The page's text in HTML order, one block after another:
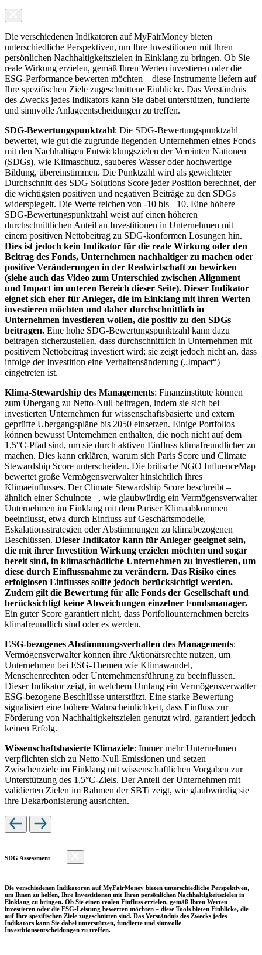
Die verschiedenen Indikatoren auf MyFairMoney bieten
unterschiedliche Perspektiven, um Ihre Investitionen mit Ihren
persönlichen Nachhaltigkeitszielen in Einklang zu bringen. Ob Sie
reale Wirkung erzielen, gemäß Ihren Werten investieren oder die
ESG-Performance bewerten möchten – diese Instrumente liefern auf
Ihre spezifischen Ziele zugeschnittene Einblicke. Das Verständnis
des Zwecks jedes Indikators kann Sie dabei unterstützen, fundierte
und sinnvolle Anlageentscheidungen zu treffen.
SDG-Bewertungspunktzahl: Die SDG-Bewertungspunktzahl
bewertet, wie gut die zugrunde liegenden Unternehmen eines Fonds
mit den Nachhaltigen Entwicklungszielen der Vereinten Nationen
(SDGs), wie Klimaschutz, sauberes Wasser oder hochwertige
Bildung, übereinstimmen. Die Punktzahl wird als gewichteter
Durchschnitt des SDG Solutions Score jeder Position berechnet, der
die wichtigsten positiven und negativen Beiträge zu den SDGs
widerspiegelt. Die Werte reichen von -10 bis +10. Eine höhere
SDG-Bewertungspunktzahl weist auf einen höheren
durchschnittlichen Anteil an Investitionen in Unternehmen mit
einem positiven Nettobeitrag zu SDG-konformen Lösungen hin.
Dies ist jedoch kein Indikator für die reale Wirkung oder den
Beitrag des Fonds, Unternehmen nachhaltiger zu machen oder
positive Veränderungen in der Realwirtschaft zu bewirken
(siehe auch das Video zum Unterschied zwischen Alignment
und Impact im unteren Bereich dieser Seite). Dieser Indikator
eignet sich eher für Anleger, die im Einklang mit ihren Werten
investieren möchten und daher durchschnittlich in
Unternehmen investieren wollen, die positiv zu den SDGs
beitragen. Eine hohe SDG-Bewertungspunktzahl kann dazu
beitragen sicherzustellen, dass durchschnittlich in Unternehmen mit
positivem Nettobeitrag investiert wird; sie zeigt jedoch nicht an, dass
infolge der Investition eine Verhaltensänderung („Impact“)
eingetreten ist.
Klima-Stewardship des Managements: Finanzinstitute können
zum Übergang zu Netto-Null beitragen, indem sie sich bei
investierten Unternehmen für wissenschaftsbasierte und extern
geprüfte Übergangspläne bis 2050 einsetzen. Einige Portfolios
können bewusst Unternehmen enthalten, die noch nicht auf dem
1,5°C-Pfad sind, um sie durch aktiven Einfluss klimafreundlicher zu
machen. Dies kann erklären, warum sich Paris Score und Climate
Stewardship Score unterscheiden. Die britische NGO InfluenceMap
bewertet große Vermögensverwalter hinsichtlich ihres
Klimaeinflusses. Der Climate Stewardship Score beschreibt –
ähnlich einer Schulnote –, wie glaubwürdig ein Vermögensverwalter
Unternehmen im Einklang mit dem Pariser Klimaabkommen
beeinflusst, etwa durch Einfluss auf Geschäftsmodelle,
Eskalationsstrategien oder Abstimmungen zu klimabezogenen
Beschlüssen. Dieser Indikator kann für Anleger geeignet sein,
die mit ihrer Investition Wirkung erzielen möchten und sogar
bereit sind, in klimaschädliche Unternehmen zu investieren, um
diese durch Einflussnahme zu verändern. Das Risiko eines
erfolglosen Einflusses sollte jedoch berücksichtigt werden.
Zudem gilt die Bewertung für alle Fonds der Gesellschaft und
berücksichtigt keine Abweichungen einzelner Fondsmanager.
Ein guter Score garantiert nicht, dass Portfoliounternehmen bereits
klimafreundlich sind oder es werden.
ESG-bezogenes Abstimmungsverhalten des Managements:
Vermögensverwalter können ihre Aktionärsrechte nutzen, um
Unternehmen bei ESG-Themen wie Klimawandel,
Menschenrechten oder Unternehmensführung zu beeinflussen.
Dieser Indikator zeigt, in welchem Umfang ein Vermögensverwalter
ESG-bezogene Beschlüsse unterstützt. Eine starke Bewertung
signalisiert eine höhere Wahrscheinlichkeit, dass Einfluss zur
Förderung von Nachhaltigkeitszielen genutzt wird, garantiert jedoch
keinen Erfolg.
Wissenschaftsbasierte Klimaziele: Immer mehr Unternehmen
verpflichten sich zu Netto-Null-Emissionen und setzen
Zwischenziele im Einklang mit wissenschaftlichen Vorgaben zur
Unterstützung des 1,5°C-Ziels. Der Anteil der Unternehmen mit
validierten Zielen im Rahmen der SBTi zeigt, wie glaubwürdig sie
ihre Dekarbonisierung ausrichten.
SDG Assessment
Die verschiedenen Indikatoren auf MyFairMoney bieten unterschiedliche Perspektiven,
um Ihnen zu helfen, Ihre Investitionen mit Ihren persönlichen Nachhaltigkeitszielen in
Einklang zu bringen. Ob Sie einen realen Einfluss erzielen, gemäß Ihren Werten
investieren oder die ESG-Leistung bewerten möchten – diese Tools bieten Einblicke, die
auf Ihre spezifischen Ziele zugeschnitten sind. Das Verständnis des Zwecks jedes
Indikators kann Sie dabei unterstützen, fundierte und sinnvolle
Investitionsentscheidungen zu treffen.